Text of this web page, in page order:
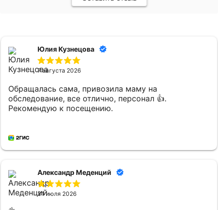
Юлия Кузнецова
7 августа 2026
Обращалась сама, привозила маму на
обследование, все отлично, персонал 👍.
Рекомендую к посещению.
Александр Меденций
31 июля 2026